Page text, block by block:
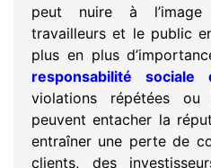
peut nuire à l’image
travailleurs et le public
plus en plus
responsabilité sociale
violations répétées
peuvent entacher la
entraîner une perte de
clients, des